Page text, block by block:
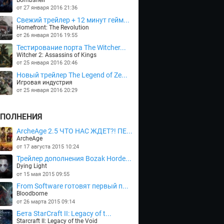
от 27 января 2016 21:36
Cвежий трейлер + 12 минут гейм...
Homefront: The Revolution
от 26 января 2016 19:55
Тестирование порта The Witcher...
Witcher 2: Assassins of Kings
от 25 января 2016 20:46
Новый трейлер The Legend of Ze...
Игровая индустрия
от 25 января 2016 20:29
ArcheAge 2.5 ЧТО НАС ЖДЕТ?! ПЕ...
ArcheAge
от 17 августа 2015 10:24
Трейлер дополнения Bozak Horde...
Dying Light
от 15 мая 2015 09:55
From Software готовят первый п...
Bloodborne
от 26 марта 2015 09:14
Бета StarCraft II: Legacy of t...
Starcraft II: Legacy of the Void